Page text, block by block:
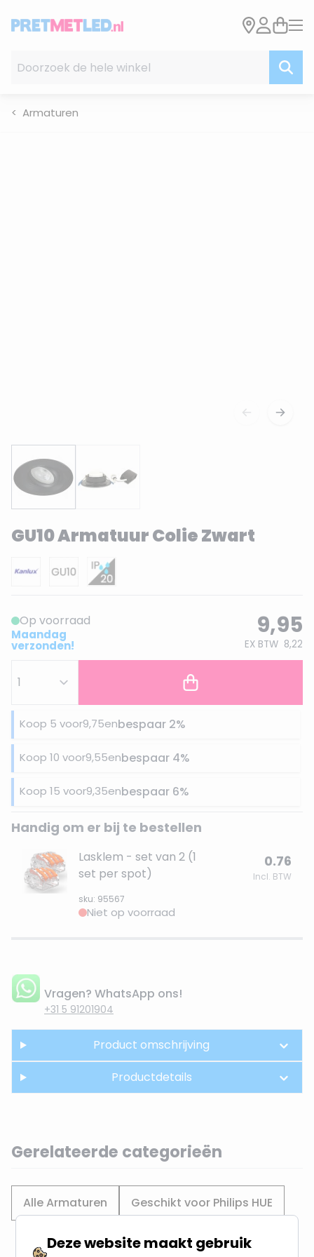
Armaturen
GU10 Armatuur Colie Zwart
Op voorraad
Maandag
verzonden!
9,95
EX BTW 8,22
Koop 5 voor9,75enbespaar 2%
Koop 10 voor9,55enbespaar 4%
Koop 15 voor9,35enbespaar 6%
Handig om er bij te bestellen
Lasklem - set van 2 (1
set per spot)
sku: 95567
0.76
Incl. BTW
Niet op voorraad
Vragen? WhatsApp ons!
+31 5 91201904
Product omschrijving
Productdetails
Gerelateerde categorieën
Alle Armaturen Geschikt voor Philips HUE
Deze website maakt gebruik